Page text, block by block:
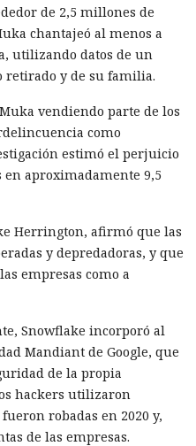
de 2,5 millones de
chantajeó al menos a
utilizando datos de un
retirado y de su familia.
vendiendo parte de los
como
estimó el perjuicio
en aproximadamente 9,5
Herrington, afirmó que las
y depredadoras, y que
empresas como a
Snowflake incorporó al
Mandiant de Google, que
de la propia
hackers utilizaron
robadas en 2020 y,
de las empresas.
Demasiado
neuronales
de
y las
un 2%.
sin heroínas: